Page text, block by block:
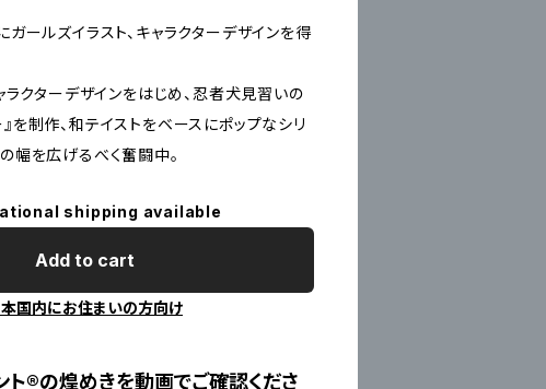
ガールズイラスト、キャラクターデザインを得
クターデザインをはじめ、忍者犬見習いの
を制作、和テイストをベースにポップなシリ
幅を広げるべく奮闘中。
shipping available
Add to cart
国内にお住まいの方向け
ト®の煌めきを動画でご確認くださ